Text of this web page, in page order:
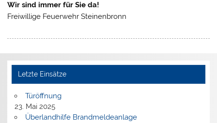
Wir sind immer für Sie da!
Freiwillige Feuerwehr Steinenbronn
Letzte Einsätze
Türöffnung
23. Mai 2025
Überlandhilfe Brandmeldeanlage